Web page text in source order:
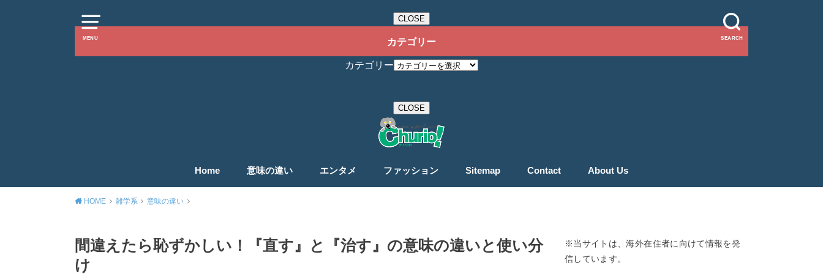
MENU
CLOSE
カテゴリー
カテゴリー
CLOSE
SEARCH
Home 意味の違い エンタメ ファッション Sitemap Contact About Us
HOME 雑学系 意味の違い
間違えたら恥ずかしい！『直す』と『治す』の意味の違いと使い分
け
※当サイトは、海外在住者に向けて情報を発
信しています。